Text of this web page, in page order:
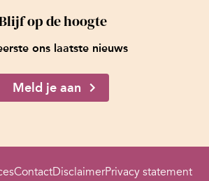
op de hoogte
ons laatste nieuws
Meld je aan
ContactDisclaimerPrivacy statement